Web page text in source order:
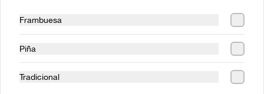
Mr Sake
$5.990
Sake Atun
Frambuesa
Piña
Tradicional